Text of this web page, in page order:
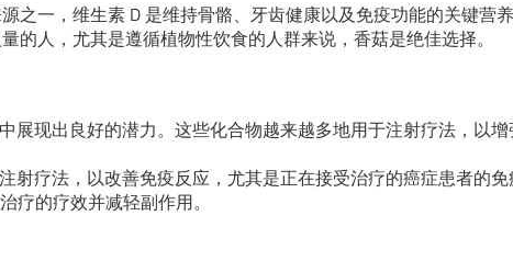
之一，维生素 D 是维持骨骼、牙齿健康以及免疫功能的关键营养
的人，尤其是遵循植物性饮食的人群来说，香菇是绝佳选择。
展现出良好的潜力。这些化合物越来越多地用于注射疗法，以增
射疗法，以改善免疫反应，尤其是正在接受治疗的癌症患者的免
疗的疗效并减轻副作用。